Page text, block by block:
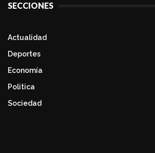
SECCIONES
Actualidad
Deportes
Economía
Politica
Sociedad